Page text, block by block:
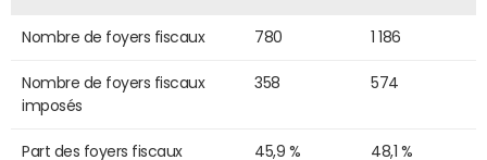
Nombre de foyers fiscaux 780 1 186
Nombre de foyers fiscaux
imposés
358 574
Part des foyers fiscaux
45,9 % 48,1 %